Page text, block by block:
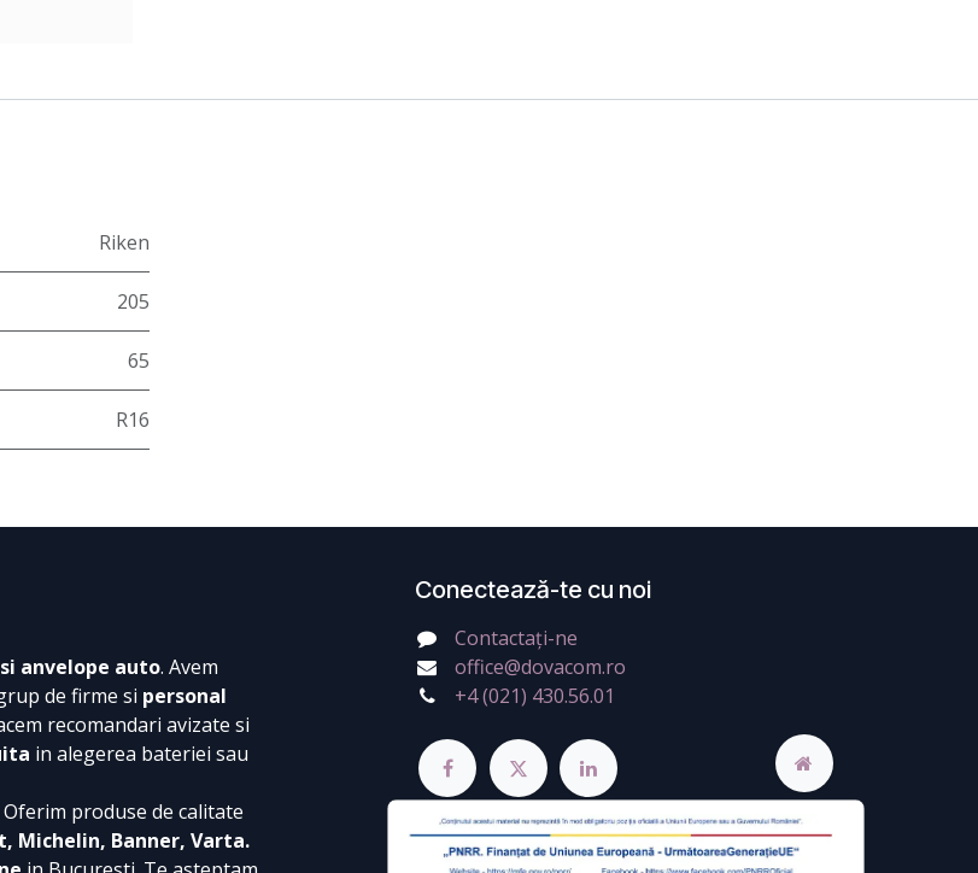
Riken
205
65
R16
anvelope auto. Avem
de firme si personal
recomandari avizate si
in alegerea bateriei sau
Oferim produse de calitate
Michelin, Banner, Varta.
Conectează-te cu noi
Contactați-ne
office@dovacom.ro
+4 (021) 430.56.01